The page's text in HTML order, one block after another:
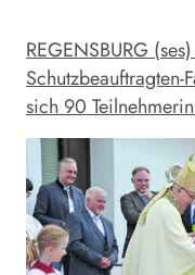
REGENSBURG
sich 90